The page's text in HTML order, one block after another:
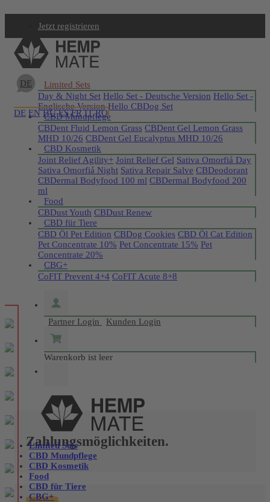
Jetzt registrieren
DE
DE EN HU ES FR IT RO
Limited Sets
Day & Night Set Hello Set - Deutsche Version Hello Set -
Englische Version Hello CBDog Set
CBD Mundpflege
CBDent Fluid Lemon Grass CBDent Gel Lemon Grass
MHD 10/26 CBDent Gel Eucalyptus MHD 10/26
CBD Kosmetik
Joint Relief Agility+ Joint Relief Gel Sativa Omorfiá Day
Sativa Omorfiá Night Sativa Repair Salve CBDeodorant
CBDermal Bodyfood 100 ml CBDermal Bodyfood 200
ml
Food
CBDust Youth CBDust Renew
CBD für Tiere
CBD Öl Pet Edition CBDog Cookies CBD Öl Cat Edition
Pet Concentrate 10% Pet Concentrate 15% Pet
Concentrate 20%
CBG+
CoFIT Prevent 4+4 CoFIT Acute 8+8
Partner Login Kunden Login
Warenkorb ist leer
Limited Sets
CBD Mundpflege
CBD Kosmetik
Food
CBD für Tiere
CBG+
Zahlungsmöglichkeiten.